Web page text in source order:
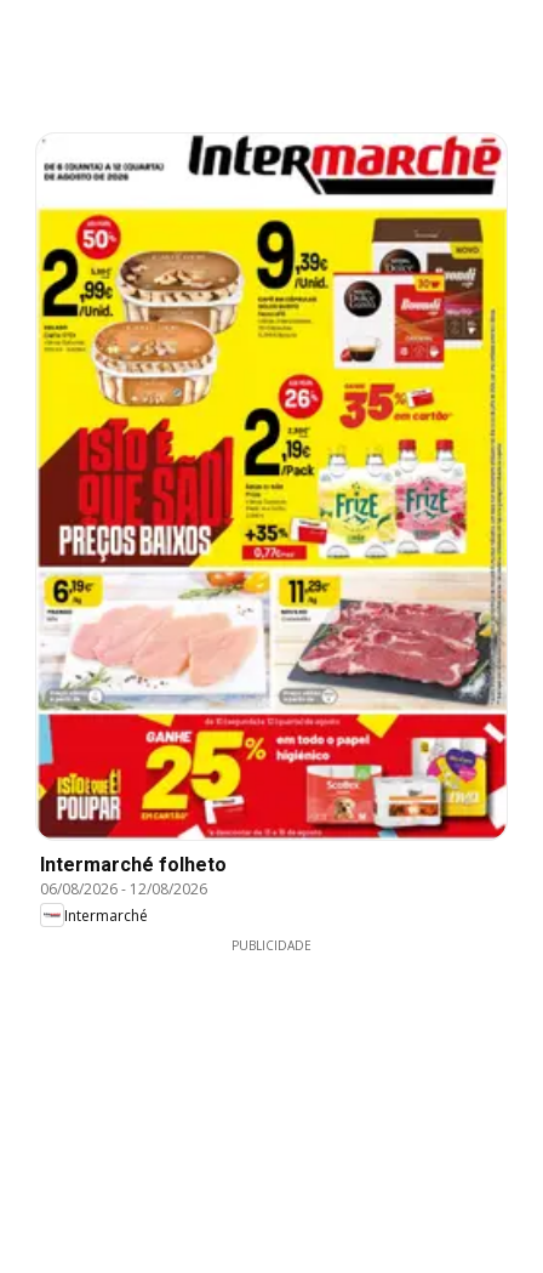
Intermarché folheto
06/08/2026- 12/08/2026
Intermarché
PUBLICIDADE